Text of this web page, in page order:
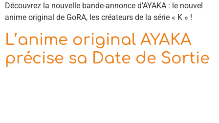
Découvrez la nouvelle bande-annonce d’AYAKA : le nouvel
anime original de GoRA, les créateurs de la série « K » !
L’anime original AYAKA
précise sa Date de Sortie